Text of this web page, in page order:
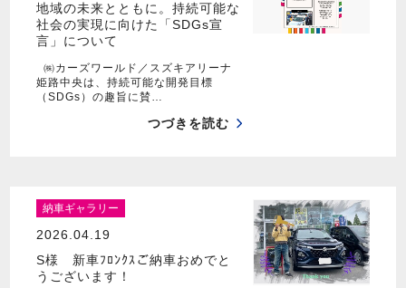
地域の未来とともに。持続可能な
社会の実現に向けた「SDGs宣
言」について
㈱カーズワールド／スズキアリーナ
姫路中央は、持続可能な開発目標
（SDGs）の趣旨に賛…
つづきを読む
納車ギャラリー
2026.04.19
S様 新車ﾌﾛﾝｸｽご納車おめでと
うございます！